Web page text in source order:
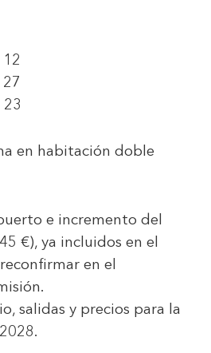
en habitación doble
e incremento del
€), ya incluidos en el
en el
salidas y precios para la